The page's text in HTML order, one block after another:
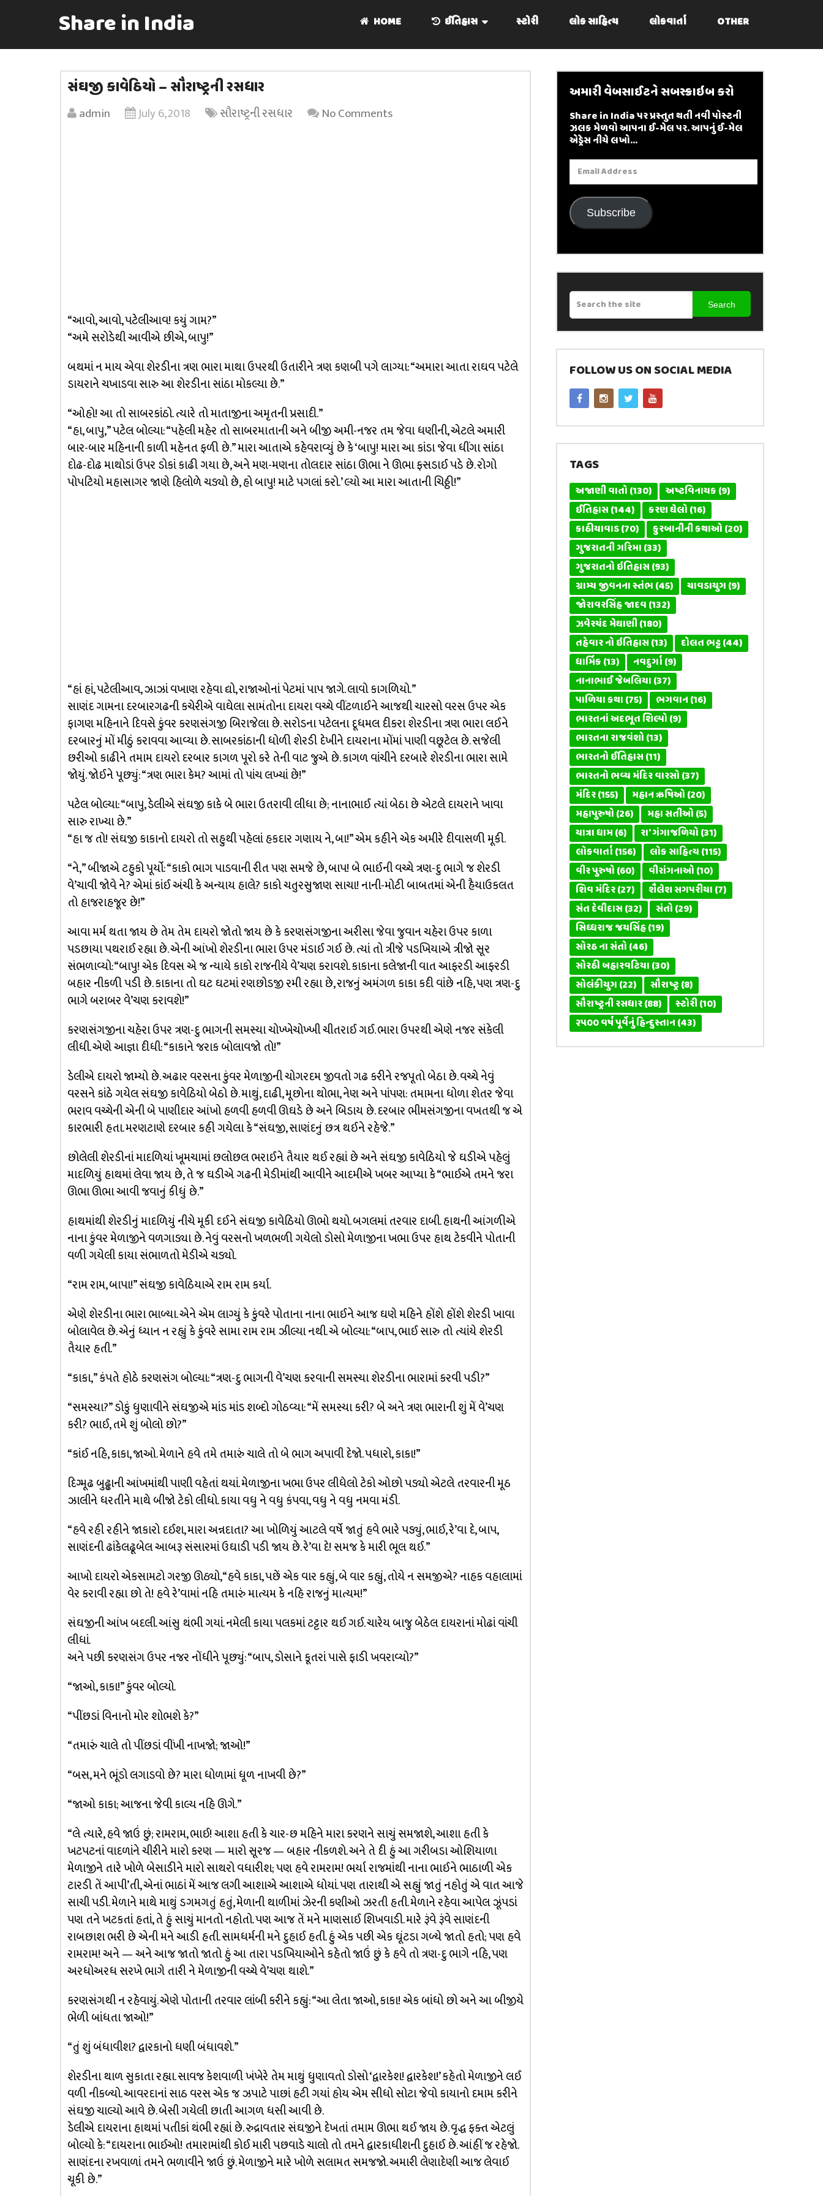
Share in India HOME ઈતિહાસ સ્ટોરી લોક સાહિત્ય લોકવાર્તા OTHER
સંઘજી કાવેઠિયો – સૌરાષ્ટ્રની રસધાર
admin July 6, 2018 સૌરાષ્ટ્રની રસધાર No Comments
“આવો, આવો, પટેલીઆવ! કયું ગામ?”
“અમે સરોડેથી આવીએ છીએ, બાપુ!”
બથમાં ન માય એવા શેરડીના ત્રણ ભારા માથા ઉપરથી ઉતારીને ત્રણ કણબી પગે લાગ્યા: “અમારા આતા રાઘવ પટેલે
ડાયરાને ચખાડવા સારુ આ શેરડીના સાંઠા મોકલ્યા છે.”
“ઓહો! આ તો સાબરકાંઠો. ત્યારે તો માતાજીના અમૃતની પ્રસાદી.”
“હા, બાપુ,” પટેલ બોલ્યા: “પહેલી મહેર તો સાબરમાતાની અને બીજી અમી-નજર તમ જેવા ધણીની, એટલે અમારી
બાર-બાર મહિનાની કાળી મહેનત ફળી છે.” મારા આતાએ કહેવરાવ્યું છે કે ‘બાપુ! મારા આ કાંડા જેવા ધીંગા સાંઠા
દોઢ-દોઢ માથોડાં ઉપર ડોકાં કાઢી ગયા છે, અને મણ-મણના તોલદાર સાંઠા ઊભા ને ઊભા ફસડાઈ પડે છે. રોગો
પોપટિયો મહાસાગર જાણે હિલોળે ચડ્યો છે, હો બાપુ! માટે પગલાં કરો.’ લ્યો આ મારા આતાની ચિઠ્ઠી!”
“હાં હાં, પટેલીઆવ, ઝાઝાં વખાણ રહેવા દ્યો, રાજાઓનાં પેટમાં પાપ જાગે. લાવો કાગળિયો.”
સાણંદ ગામના દરબારગઢની કચેરીએ વાઘેલા સામંતોના દાયરા વચ્ચે વીંટળાઈને આજથી ચારસો વરસ ઉપર એક
ફાગણ મહિનાને દિવસે કુંવર કરણસંગજી બિરાજેલા છે. સરોડના પટેલના દૂધમલ દીકરા શેરડીના ત્રણ ભારા લઈને
દરબારનું મોં મીઠું કરાવવા આવ્યા છે. સાબરકાંઠાની ધોળી શેરડી દેખીને દાયરાના મોંમાં પાણી વછૂટેલ છે. સજેલી
છરીઓ કાઢીને તમામ દાયરો દરબાર કાગળ પૂરો કરે તેની વાટ જુએ છે. કાગળ વાંચીને દરબારે શેરડીના ભારા સામે
જોયું. જોઈને પૂછ્યું: “ત્રણ ભારા કેમ? આમાં તો પાંચ લખ્યાં છે!”
પટેલ બોલ્યા: “બાપુ, ડેલીએ સંઘજી કાકે બે ભારા ઉતરાવી લીધા છે; નાનાભાઈ ત્યાં બેઠા છે એટલે દાયરાને ખાવા
સારુ રાખ્યા છે.”
“હા જ તો! સંઘજી કાકાનો દાયરો તો સહુથી પહેલાં હકદાર ગણાય ને, બા!” એમ કહીને એક અમીરે દીવાસળી મૂકી.
“ને,” બીજાએ ટહુકો પૂર્યો: “કાકો ભાગ પાડવાની રીત પણ સમજે છે, બાપ! બે ભાઈની વચ્ચે ત્રણ-દુ ભાગે જ શેરડી
વે’ચાવી જોવે ને? એમાં કાંઈ અંચી કે અન્યાય હાલે? કાકો ચતુરસુજાણ સાચા! નાની-મોટી બાબતમાં એની હૈયાઉકલત
તો હાજરાહજૂર છે!”
આવા મર્મ થતા જાય છે તેમ તેમ દાયરો જોતો જાય છે કે કરણસંગજીના અરીસા જેવા જુવાન ચહેરા ઉપર કાળા
પડછાયા પથરાઈ રહ્યા છે. એની આંખો શેરડીના ભારા ઉપર મંડાઈ ગઈ છે. ત્યાં તો ત્રીજે પડખિયાએ ત્રીજો સૂર
સંભળાવ્યો:“બાપુ! એક દિવસ એ જ ન્યાયે કાકો રાજનીયે વે’ચણ કરાવશે. કાકાના કલેજાની વાત આફરડી આફરડી
બહાર નીકળી પડી છે. કાકાના તો ઘટ ઘટમાં રણછોડજી રમી રહ્યા છે, રાજનું અમંગળ કાકા કદી વાંછે નહિ, પણ ત્રણ-દુ
ભાગે બરાબર વે’ચણ કરાવશે!”
કરણસંગજીના ચહેરા ઉપર ત્રણ-દુ ભાગની સમસ્યા ચોખ્ખેચોખ્ખી ચીતરાઈ ગઈ. ભારા ઉપરથી એણે નજર સંકેલી
લીધી. એણે આજ્ઞા દીધી: “કાકાને જરાક બોલાવજો તો!”
ડેલીએ દાયરો જામ્યો છે. અઢાર વરસના કુંવર મેળાજીની ચોગરદમ જીવતો ગઢ કરીને રજપૂતો બેઠા છે. વચ્ચે નેવું
વરસને કાંઠે ગયેલ સંઘજી કાવેઠિયો બેઠો છે. માથું, દાઢી, મૂછોના થોભા, નેણ અને પાંપણ: તમામના ધોળા શેતર જેવા
ભરાવ વચ્ચેની એની બે પાણીદાર આંખો હળવી હળવી ઊઘડે છે અને બિડાય છે. દરબાર ભીમસંગજીના વખતથી જ એ
કારભારી હતા. મરણટાણે દરબાર કહી ગયેલા કે “સંઘજી, સાણંદનું છત્ર થઈને રહેજે.”
છોલેલી શેરડીનાં માદળિયાં ખૂમચામાં છલોછલ ભરાઈને તૈયાર થઈ રહ્યાં છે અને સંઘજી કાવેઠિયો જે ઘડીએ પહેલું
માદળિયું હાથમાં લેવા જાય છે, તે જ ઘડીએ ગઢની મેડીમાંથી આવીને આદમીએ ખબર આપ્યા કે “ભાઈએ તમને જરા
ઊભા ઊભા આવી જવાનું કીધું છે.”
હાથમાંથી શેરડીનું માદળિયું નીચે મૂકી દઈને સંઘજી કાવેઠિયો ઊભો થયો. બગલમાં તરવાર દાબી. હાથની આંગળીએ
નાના કુંવર મેળાજીને વળગાડ્યા છે. નેવું વરસનો ખળભળી ગયેલો ડોસો મેળાજીના ખભા ઉપર હાથ ટેકવીને પોતાની
વળી ગયેલી કાયા સંભાળતો મેડીએ ચડ્યો.
“રામ રામ, બાપા!” સંઘજી કાવેઠિયાએ રામ રામ કર્યા.
એણે શેરડીના ભારા ભાળ્યા. એને એમ લાગ્યું કે કુંવરે પોતાના નાના ભાઈને આજ ઘણે મહિને હોંશે હોંશે શેરડી ખાવા
બોલાવેલ છે. એનું ધ્યાન ન રહ્યું કે કુંવરે સામા રામ રામ ઝીલ્યા નથી. એ બોલ્યા: “બાપ, ભાઈ સારુ તો ત્યાંયે શેરડી
તૈયાર હતી.”
“કાકા,” કંપતે હોઠે કરણસંગ બોલ્યા: “ત્રણ-દુ ભાગની વે’ચણ કરવાની સમસ્યા શેરડીના ભારામાં કરવી પડી?”
“સમસ્યા?” ડોકું ધુણાવીને સંઘજીએ માંડ માંડ શબ્દો ગોઠવ્યા: “મેં સમસ્યા કરી? બે અને ત્રણ ભારાની શું મેં વે’ચણ
કરી? ભાઈ, તમે શું બોલો છો?”
“કાંઈ નહિ, કાકા, જાઓ. મેળાને હવે તમે તમારું ચાલે તો બે ભાગ અપાવી દેજો. પધારો, કાકા!”
દિગ્મૂઢ બુઢ્ઢાની આંખમાંથી પાણી વહેતાં થયાં. મેળાજીના ખભા ઉપર લીધેલો ટેકો ઓછો પડ્યો એટલે તરવારની મૂઠ
ઝાલીને ધરતીને માથે બીજો ટેકો લીધો. કાયા વધુ ને વધુ કંપવા, વધુ ને વધુ નમવા મંડી.
“હવે રહી રહીને જાકારો દઈશ, મારા અન્નદાતા? આ ખોળિયું આટલે વર્ષે જાતું હવે ભારે પડ્યું, ભાઈ, રે’વા દે, બાપ,
સાણંદની ઢાંકેલઢૂબેલ આબરૂ સંસારમાં ઉઘાડી પડી જાય છે. રે’વા દે! સમજ કે મારી ભૂલ થઈ.”
આખો દાયરો એકસામટો ગરજી ઊઠ્યો, “હવે કાકા, પછેં એક વાર કહ્યું, બે વાર કહ્યું, તોયે ન સમજીએ? નાહક વહાલામાં
વેર કરાવી રહ્યા છો તે! હવે રે’વામાં નહિ તમારું માત્યમ કે નહિ રાજનું માત્યમ!”
સંઘજીની આંખ બદલી. આંસુ થંભી ગયાં. નમેલી કાયા પલકમાં ટટ્ટાર થઈ ગઈ. ચારેય બાજુ બેઠેલ દાયરાનાં મોઢાં વાંચી
લીધાં.
અને પછી કરણસંગ ઉપર નજર નોંધીને પૂછ્યું: “બાપ, ડોસાને કૂતરાં પાસે ફાડી ખવરાવ્યો?”
“જાઓ, કાકા!” કુંવર બોલ્યો.
“પીંછડાં વિનાનો મોર શોભશે કે?”
“તમારું ચાલે તો પીંછડાં વીંખી નાખજો; જાઓ!”
“બસ, મને ભૂંડો લગાડવો છે? મારા ધોળામાં ધૂળ નાખવી છે?”
“જાઓ કાકા; આજના જેવી કાલ્ય નહિ ઊગે.”
“લે ત્યારે, હવે જાઉં છું; રામરામ, ભાઈ! આશા હતી કે ચાર-છ મહિને મારા કરણને સાચું સમજાશે, આશા હતી કે
ખટપટનાં વાદળાંને ચીરીને મારો કરણ — મારો સૂરજ — બહાર નીકળશે. અને તે દી હું આ ગરીબડા ઓશિયાળા
મેળાજીને તારે ખોળે બેસાડીને મારો સાથરો વધારીશ; પણ હવે રામરામ! ભર્યા રાજમાંથી નાના ભાઈને ભાઠાળી એક
ટારડી તેં આપી’તી, એનાં ભાઠાં મેં આજ લગી આશાએ આશાએ ધોયાં. પણ તારાથી એ સહ્યું જાતું નહોતું એ વાત આજે
સાચી પડી. મેળાને માથે માથું ડગમગતું હતું, મેળાની થાળીમાં ઝેરની કણીઓ ઝરતી હતી. મેળાને રહેવા આપેલ ઝૂંપડાં
પણ તને ખટકતાં હતાં, તે હું સાચું માનતો નહોતો. પણ આજ તેં મને માણસાઈ શિખવાડી. મારે રૂંવે રૂંવે સાણંદની
રાબછાશ ભરી છે એની મને આડી હતી. સામધર્મની મને દુહાઈ હતી. હું એક પછી એક ઘૂંટડા ગળ્યે જાતો હતો; પણ હવે
રામરામ! અને — અને આજ જાતો જાતો હું આ તારા પડખિયાઓને કહેતો જાઉં છું કે હવે તો ત્રણ-દુ ભાગે નહિ, પણ
અરધોઅરધ સરખે ભાગે તારી ને મેળાજીની વચ્ચે વે’ચણ થાશે.”
કરણસંગથી ન રહેવાયું. એણે પોતાની તરવાર લાંબી કરીને કહ્યું: “આ લેતા જાઓ, કાકા! એક બાંધો છો અને આ બીજીયે
ભેળી બાંધતા જાઓ!”
“તું શું બંધાવીશ? દ્વારકાનો ધણી બંધાવશે.”
શેરડીના થાળ સુકાતા રહ્યા. સાવજ કેશવાળી ખંખેરે તેમ માથું ધુણાવતો ડોસો ‘દ્વારકેશ! દ્વારકેશ!’ કહેતો મેળાજીને લઈ
વળી નીકળ્યો. આવરદાનાં સાઠ વરસ એક જ ઝપાટે પાછાં હટી ગયાં હોય એમ સીધો સોટા જેવો કાયાનો દમામ કરીને
સંઘજી ચાલ્યો આવે છે. બેસી ગયેલી છાતી આગળ ધસી આવી છે.
ડેલીએ દાયરાના હાથમાં પતીકાં થંભી રહ્યાં છે. રુદ્રાવતાર સંઘજીને દેખતાં તમામ ઊભા થઈ જાય છે. વૃદ્ધ ફક્ત એટલું
બોલ્યો કે: “દાયરાના ભાઈઓ! તમારામાંથી કોઈ મારી પછવાડે ચાલો તો તમને દ્વારકાધીશની દુહાઈ છે. આંહીં જ રહેજો.
સાણંદના રખવાળાં તમને ભળાવીને જાઉં છું. મેળાજીને મારે ખોળે સલામત સમજજો. અમારી લેણાદેણી આજ લેવાઈ
ચૂકી છે.”
અમારી વેબસાઈટને સબસ્ક્રાઇબ કરો
Share in India પર પ્રસ્તુત થતી નવી પોસ્ટની
ઝલક મેળવો આપના ઈ-મેલ પર. આપનું ઈ-મેલ
એડ્રેસ નીચે લખો...
Email
Address
Subscribe
Search
FOLLOW US ON SOCIAL MEDIA
TAGS
અજાણી વાતો(130) અષ્ટવિનાયક(9)
ઈતિહાસ(144) કરણ ઘેલો(16)
કાઠીયાવાડ(70) કુરબાનીની કથાઓ(20)
ગુજરાતની ગરિમા(33)
ગુજરાતનો ઇતિહાસ(93)
ગ્રામ્ય જીવનના સ્તંભ(45) ચાવડાયુગ(9)
જોરાવરસિંહ જાદવ(132)
ઝવેરચંદ મેઘાણી(180)
તહેવાર નો ઇતિહાસ(13) દોલત ભટ્ટ(44)
ધાર્મિક(13) નવદુર્ગા(9)
નાનાભાઈ જેબલિયા(37)
પાળિયા કથા(75) ભગવાન(16)
ભારતનાં અદભૂત શિલ્પો(9)
ભારતના રાજવંશો(13)
ભારતનો ઈતિહાસ(11)
ભારતનો ભવ્ય મંદિર વારસો(37)
મંદિર(155) મહાન ઋષિઓ(20)
મહાપુરુષો(26) મહા સતીઓ(5)
યાત્રા ધામ(6) રા' ગંગાજળિયો(31)
લોકવાર્તા(156) લોક સાહિત્ય(115)
વીર પુરુષો(60) વીરાંગનાઓ(10)
શિવ મંદિર(27) શૈલેશ સગપરીયા(7)
સંત દેવીદાસ(32) સંતો(29)
સિધ્ધરાજ જયસિંહ(19)
સોરઠ ના સંતો(46)
સોરઠી બહારવટિયા(30)
સોલંકીયુગ(22) સૌરાષ્ટ્ર(8)
સૌરાષ્ટ્રની રસધાર(88) સ્ટોરી(10)
૨૫૦૦ વર્ષ પૂર્વેનું હિન્દુસ્તાન(43)